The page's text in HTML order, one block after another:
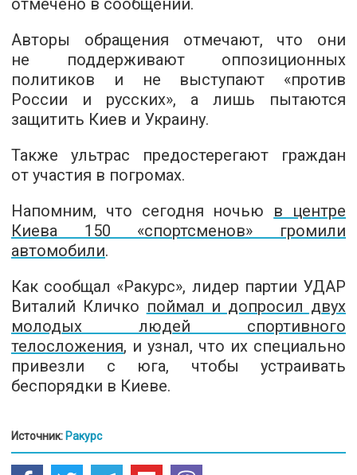
отмечено в сообщении.
Авторы обращения отмечают, что они
не поддерживают оппозиционных
политиков и не выступают «против
России и русских», а лишь пытаются
защитить Киев и Украину.
Также ультрас предостерегают граждан
от участия в погромах.
Напомним, что сегодня ночью в центре
Киева 150 «спортсменов» громили
автомобили.
Как сообщал «Ракурс», лидер партии УДАР
Виталий Кличко поймал и допросил двух
молодых людей спортивного
телосложения, и узнал, что их специально
привезли с юга, чтобы устраивать
беспорядки в Киеве.
Источник: Ракурс